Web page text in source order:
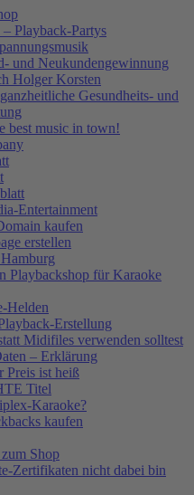
Playback-Partys
und Neukundengewinnung
Holger Korsten
Gesundheits- und
best music in town!
Entertainment
kaufen
erstellen
Playbackshop für Karaoke
Helden
Erstellung
Midifiles verwenden solltest
– Erklärung
Preis ist heiß
Titel
Karaoke?
kaufen
Shop
Zertifikaten nicht dabei bin